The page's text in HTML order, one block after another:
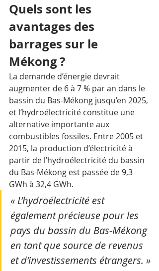
Quels sont les
avantages des
barrages sur le
Mékong ?
La demande d’énergie devrait
augmenter de 6 à 7 % par an dans le
bassin du Bas-Mékong jusqu’en 2025,
et l’hydroélectricité constitue une
alternative importante aux
combustibles fossiles. Entre 2005 et
2015, la production d’électricité à
partir de l’hydroélectricité du bassin
du Bas-Mékong est passée de 9,3
GWh à 32,4 GWh.
« L’hydroélectricité est
également précieuse pour les
pays du bassin du Bas-Mékong
en tant que source de revenus
et d’investissements étrangers. »